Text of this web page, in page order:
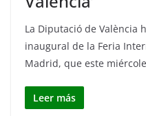
La Diputació de València
inaugural de la Feria
Madrid, que este
Leer más